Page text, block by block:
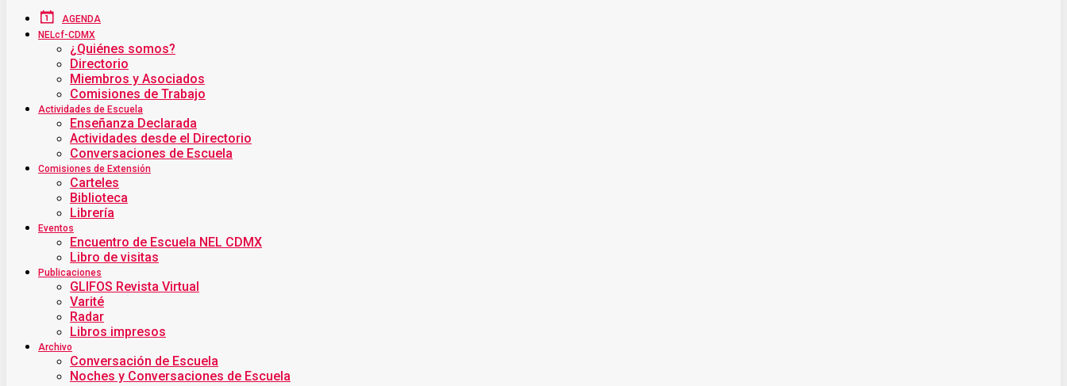
AGENDA
NELcf-CDMX
¿Quiénes somos?
Directorio
Miembros y Asociados
Comisiones de Trabajo
Actividades de Escuela
Enseñanza Declarada
Actividades desde el Directorio
Conversaciones de Escuela
Comisiones de Extensión
Carteles
Biblioteca
Librería
Eventos
Encuentro de Escuela NEL CDMX
Libro de visitas
Publicaciones
GLIFOS Revista Virtual
Varité
Radar
Libros impresos
Archivo
Conversación de Escuela
Noches y Conversaciones de Escuela